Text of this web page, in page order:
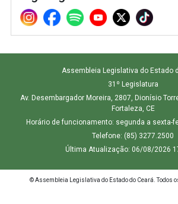
Assembleia Legislativa do Estado
31º Legislatura
Av. Desembargador Moreira, 2807, Dionísio
Fortaleza, CE
Horário de funcionamento: segunda a sexta-
Telefone: (85) 3277.2500
Última Atualização: 06/08/2026
© Assembleia Legislativa do Estado do Ceará. Todos